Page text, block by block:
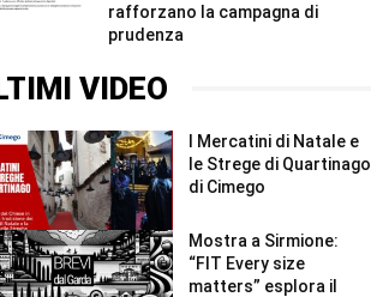
rafforzano la campagna di
prudenza
VIDEO
I Mercatini di Natale e
le Strege di Quartinago
di Cimego
Mostra a Sirmione:
“FIT Every size
matters” esplora il